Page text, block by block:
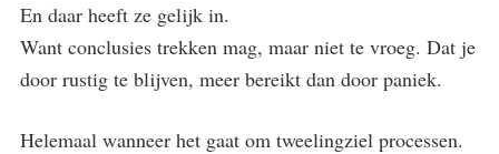
En daar heeft ze gelijk in.
Want conclusies trekken mag, maar niet te vroeg. Dat je
door rustig te blijven, meer bereikt dan door paniek.
Helemaal wanneer het gaat om tweelingziel processen.